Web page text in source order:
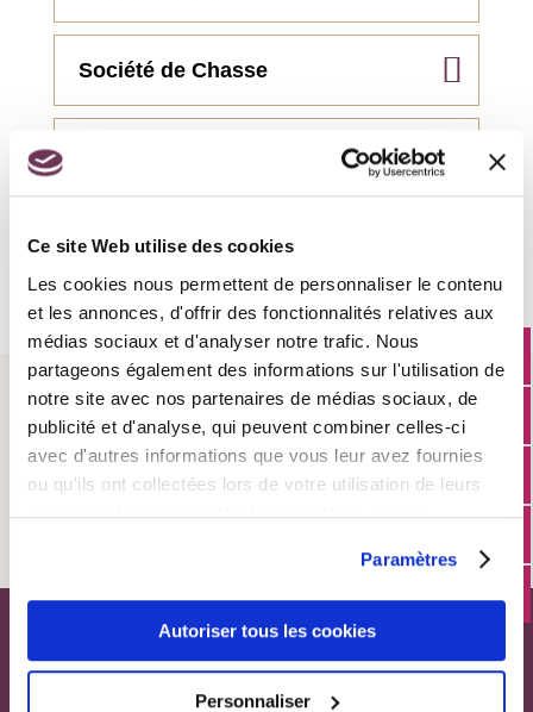
Ce site Web utilise des cookies
Les cookies nous permettent de personnaliser le contenu
et les annonces, d'offrir des fonctionnalités relatives aux
médias sociaux et d'analyser notre trafic. Nous
partageons également des informations sur l'utilisation de
notre site avec nos partenaires de médias sociaux, de
publicité et d'analyse, qui peuvent combiner celles-ci
avec d'autres informations que vous leur avez fournies
ou qu'ils ont collectées lors de votre utilisation de leurs
services. Vous consentez à nos cookies si vous
Paramètres
Autoriser tous les cookies
Personnaliser
Société de Chasse
Team Synchros - Association
de sport automobile
Associations culturelles
CONTACTS